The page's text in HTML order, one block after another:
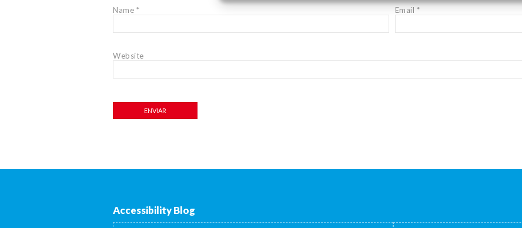
Name * Email *
Website
Accessibility Blog